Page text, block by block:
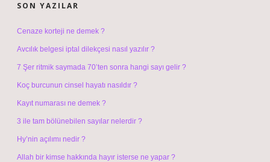
SON YAZILAR
Cenaze korteji ne demek ?
Avcılık belgesi iptal dilekçesi nasıl yazılır ?
7 Şer ritmik saymada 70’ten sonra hangi sayı gelir ?
Koç burcunun cinsel hayatı nasıldır ?
Kayıt numarası ne demek ?
3 ile tam bölünebilen sayılar nelerdir ?
Hy’nin açılımı nedir ?
Allah bir kimse hakkında hayır isterse ne yapar ?